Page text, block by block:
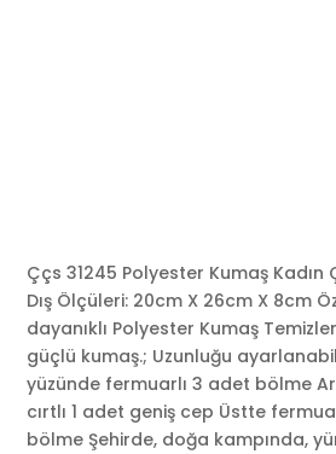
Ççs 31245 Polyester Kumaş
Dış Ölçüleri: 20cm X 26cm X 8cm
dayanıklı Polyester Kumaş
güçlü kumaş.; Uzunluğu
yüzünde fermuarlı 3 adet bölme
cırtlı 1 adet geniş cep Üstte
bölme Şehirde, doğa kampında,